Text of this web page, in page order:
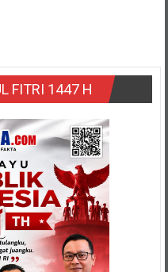
FITRI 1447 H